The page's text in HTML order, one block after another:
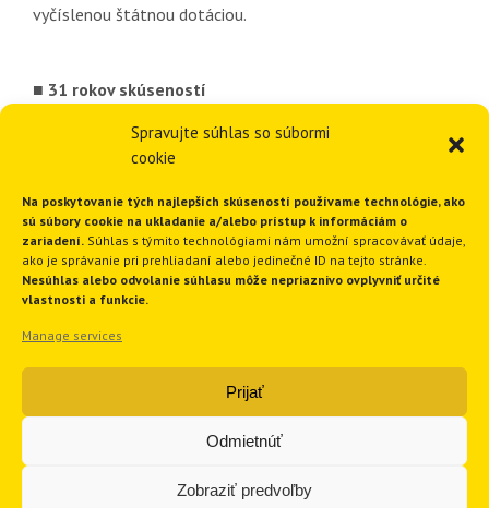
Spravujte súhlas so súbormi
cookie
Na poskytovanie tých najlepších skúseností používame technológie, ako
sú súbory cookie na ukladanie a/alebo prístup k informáciám o
zariadení. Súhlas s týmito technológiami nám umožní spracovávať údaje,
ako je správanie pri prehliadaní alebo jedinečné ID na tejto stránke.
Nesúhlas alebo odvolanie súhlasu môže nepriaznivo ovplyvniť určité
vlastnosti a funkcie.
Manage services
Prijať
Odmietnúť
Zobraziť predvoľby
vyčíslenou štátnou dotáciou.
■ 31 rokov skúseností
■ 1820 inštalácií tepelných čerpadiel
■ Ponúkame komplexné riešenia
■ Funkčné a spoľahlivé riešenia
GEOTHERM Slovakia s.r.o.